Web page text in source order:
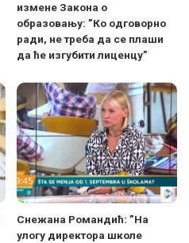
измене Закона о
образовању: ”Ко одговорно
ради, не треба да се плаши
да ће изгубити лиценцу”
Снежана Романдић: ”На
улогу директора школе